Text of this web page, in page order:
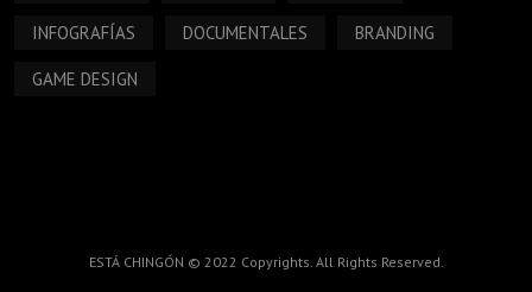
INFOGRAFÍAS DOCUMENTALES BRANDING
GAME DESIGN
ESTÁ CHINGÓN © 2022 Copyrights. All Rights Reserved.